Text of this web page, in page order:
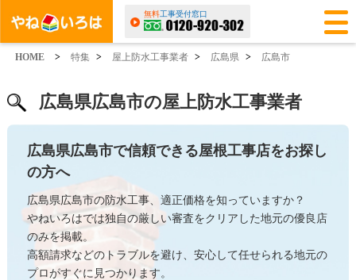
無料工事受付窓口
HOME > 特集 > 屋上防水工事業者 > 広島県 > 広島市
広島県広島市の屋上防水工事業者
広島県広島市で信頼できる屋根工事店をお探し
の方へ
広島県広島市の防水工事、適正価格を知っていますか？
やねいろはでは独自の厳しい審査をクリアした地元の優良店
のみを掲載。
高額請求などのトラブルを避け、安心して任せられる地元の
プロがすぐに見つかります。